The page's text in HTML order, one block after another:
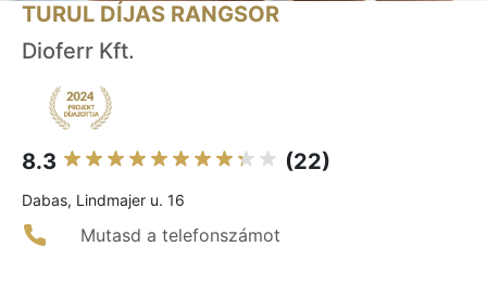
TURUL DÍJAS RANGSOR
Dioferr Kft.
8.3 (22)
Dabas, Lindmajer u. 16
Mutasd a telefonszámot